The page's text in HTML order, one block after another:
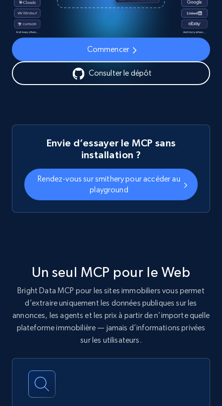
Commencer
Consulter le dépôt
Envie d’essayer le MCP sans
installation ?
Rendez-vous sur smithery pour accéder au
playground
Un seul MCP pour le Web
Bright Data MCP pour les sites immobiliers vous permet
d’extraire uniquement les données publiques sur les
annonces, les agents et les prix à partir de n’importe quelle
plateforme immobilière — jamais d’informations privées
sur les utilisateurs.